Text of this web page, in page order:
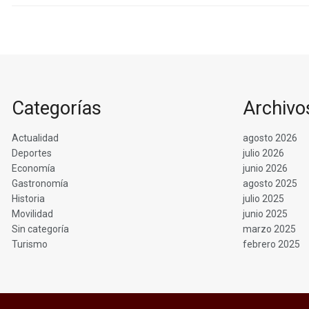
Categorías
Actualidad
Deportes
Economía
Gastronomía
Historia
Movilidad
Sin categoría
Turismo
agosto 2026
julio 2026
junio 2026
agosto 2025
julio 2025
junio 2025
marzo 2025
febrero 2025